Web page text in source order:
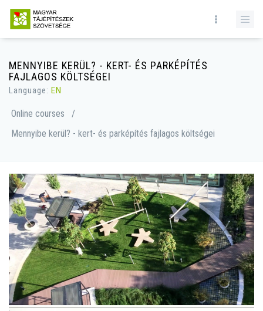
MENNYIBE KERÜL? - KERT- ÉS PARKÉPÍTÉS
FAJLAGOS KÖLTSÉGEI
Language: EN
Online courses
/
Mennyibe kerül? - kert- és parképítés fajlagos költségei